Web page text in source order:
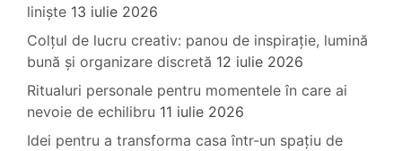
liniște 13 iulie 2026
Colțul de lucru creativ: panou de inspirație, lumină
bună și organizare discretă 12 iulie 2026
Ritualuri personale pentru momentele în care ai
nevoie de echilibru 11 iulie 2026
Idei pentru a transforma casa într-un spațiu de